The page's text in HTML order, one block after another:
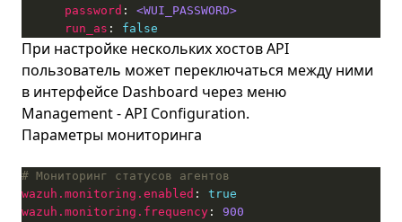
password : <WUI_PASSWORD>
run_as : false
При настройке нескольких хостов API
пользователь может переключаться между ними
в интерфейсе Dashboard через меню
Management - API Configuration.
Параметры мониторинга
# Мониторинг статусов агентов
wazuh.monitoring.enabled : true
wazuh.monitoring.frequency : 900